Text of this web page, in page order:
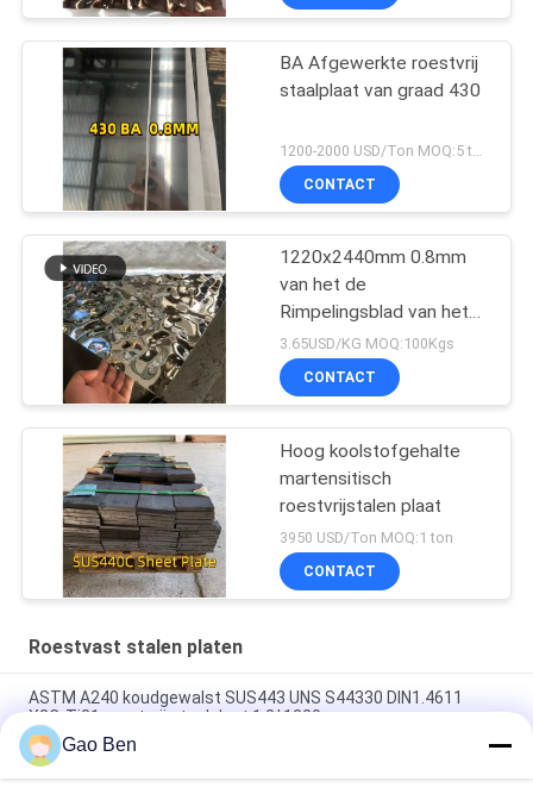
BA Afgewerkte roestvrij
staalplaat van graad 430
CONTACT
1220x2440mm 0.8mm
van het de
Rimpelingsblad van het
Roestvrij staalwater
Plaat 201 304
3.65USD/KG MOQ:100Kgs
CONTACT
Hoog koolstofgehalte
martensitisch
roestvrijstalen plaat
3950 USD/Ton MOQ:1 ton
CONTACT
Roestvast stalen platen
ASTM A240 koudgewalst SUS443 UNS S44330 DIN1.4611
X2CrTi21 roestvrij staalplaat 1.2*1220mm
ASTM A240 AISI 309S X12CrNi23-13 Koudgewalst roestvrij
staalplaat 1.5*1219*2438MM 2B Oppervlak
Gao Ben